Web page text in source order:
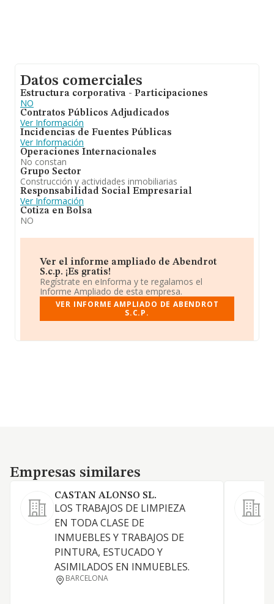
Datos comerciales
Estructura corporativa - Participaciones
NO
Contratos Públicos Adjudicados
Ver Información
Incidencias de Fuentes Públicas
Ver Información
Operaciones Internacionales
No constan
Grupo Sector
Construcción y actividades inmobiliarias
Responsabilidad Social Empresarial
Ver Información
Cotiza en Bolsa
NO
Ver el informe ampliado de Abendrot
S.c.p. ¡Es gratis!
Regístrate en eInforma y te regalamos el
Informe Ampliado de esta empresa.
VER INFORME AMPLIADO DE ABENDROT
S.C.P.
Empresas similares
Empresas similares
CASTAN ALONSO SL.
LOS TRABAJOS DE LIMPIEZA
EN TODA CLASE DE
INMUEBLES Y TRABAJOS DE
PINTURA, ESTUCADO Y
ASIMILADOS EN INMUEBLES.
BARCELONA